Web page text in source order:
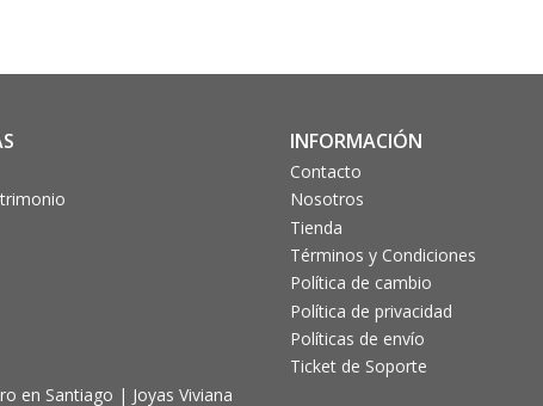
en Santiago | Joyas Viviana
INFORMACIÓN
Contacto
Nosotros
Tienda
Términos y Condiciones
Política de cambio
Política de privacidad
Políticas de envío
Ticket de Soporte